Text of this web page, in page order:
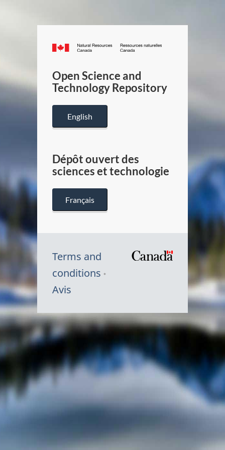
Canada.ca
/
Canada
Open Science and
Technology Repository
English
Dépôt ouvert des
sciences et technologie
Français
Terms and
conditions
Avis
Symbole
du
Canada